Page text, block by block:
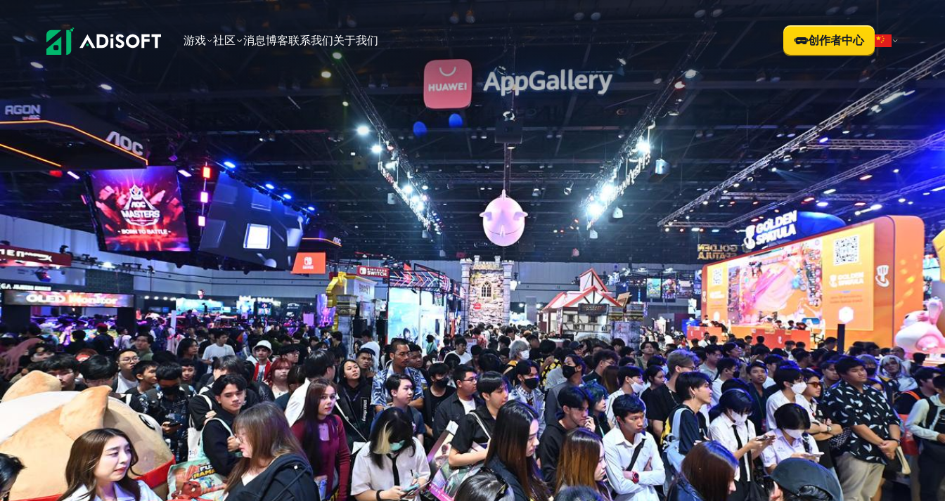
游戏 社区 消息博客联系我们关于我们 创作者中心